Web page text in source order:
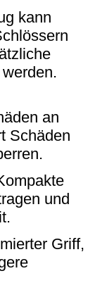
kann
an
Schäden
und
Griff,